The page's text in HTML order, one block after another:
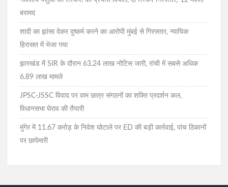
बरामद
शादी का झांसा देकर दुष्कर्म करने का आरोपी मुंबई से गिरफ्तार, न्यायिक
हिरासत में भेजा गया
झारखंड में SIR के दौरान 63.24 लाख नोटिस जारी, रांची में सबसे अधिक
6.89 लाख मामले
JPSC-JSSC विवाद पर वाम छात्र संगठनों का शक्ति प्रदर्शन कल,
विधानसभा घेराव की तैयारी
मुंगेर में 11.67 करोड़ के निवेश घोटाले पर ED की बड़ी कार्रवाई, पांच ठिकानों
पर छापेमारी